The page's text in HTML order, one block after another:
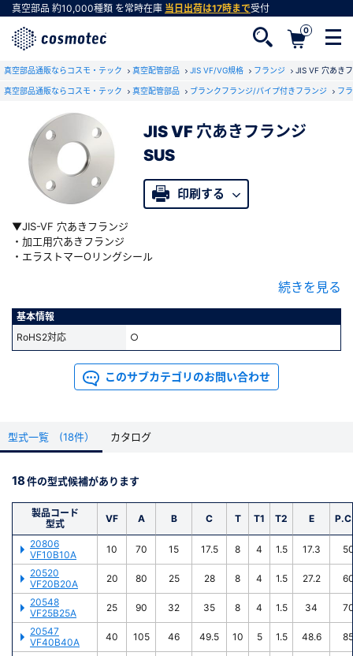
真空部品 約10,000種類 を常時在庫 当日出荷は17時まで受付
0
真空部品通販ならコスモ・テック 真空配管部品 JIS VF/VG規格 フランジ JIS VF 穴あき
真空部品通販ならコスモ・テック 真空配管部品 ブランクフランジ/パイプ付きフランジ フ
JIS VF 穴あきフランジ
SUS
印刷する
▼JIS-VF 穴あきフランジ
・加工用穴あきフランジ
・エラストマーOリングシール
・締結方法：ボルト締め
・ボルト穴：キリ穴タイプ(スルーホール)
▼以下のタイプが規格化されています(一覧)
・フランジサイズ(JIS)：10～550
・材質：SUS304，アクリル
シール面加工のVFフランジもご用意しております
・規格変換ニップル(一覧)や、ティーやクロスなど
・製品への追加工や材質変更品もご相談承ります。ページ右側の「お問
い合わせ」ボタンよりご連絡ください
精密洗浄のご依頼はこちらから
続きを見る
基本情報
RoHS2対応
○
このサブカテゴリのお問い合わせ
型式一覧 (18件） カタログ
18件の型式候補があります
製品コード
型式
VF A B C T T1 T2 E
20806
VF10B10A
10 70 15 17.5 8 4 1.5 17.3
20520
VF20B20A
20 80 25 28 8 4 1.5 27.2
20548
VF25B25A
25 90 32 35 8 4 1.5 34
20547
VF40B40A
40 105 46 49.5 10 5 1.5 48.6
85
会員登録がお済みでない方
会員登録をすれば、便利な機能がご利用いただけ
ます。
新規会員登録（無料）
があります。また当社の判断によりお断りする場合があります。
会員の方はこちら
※パスワードをお忘れの方は、
※メールアドレスを忘れた方は、
お問い合わせページ
よりお問い合わせくださ
い